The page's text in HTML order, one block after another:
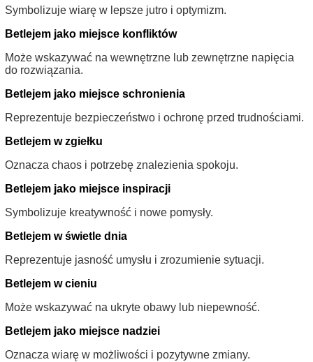
Symbolizuje wiarę w lepsze jutro i optymizm.
Betlejem jako miejsce konfliktów
Może wskazywać na wewnętrzne lub zewnętrzne napięcia
do rozwiązania.
Betlejem jako miejsce schronienia
Reprezentuje bezpieczeństwo i ochronę przed trudnościami.
Betlejem w zgiełku
Oznacza chaos i potrzebę znalezienia spokoju.
Betlejem jako miejsce inspiracji
Symbolizuje kreatywność i nowe pomysły.
Betlejem w świetle dnia
Reprezentuje jasność umysłu i zrozumienie sytuacji.
Betlejem w cieniu
Może wskazywać na ukryte obawy lub niepewność.
Betlejem jako miejsce nadziei
Oznacza wiarę w możliwości i pozytywne zmiany.